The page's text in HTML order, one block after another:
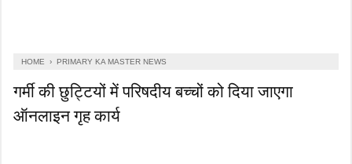
HOME › PRIMARY KA MASTER NEWS
गर्मी की छुट्टियों में परिषदीय बच्चों को दिया जाएगा
ऑनलाइन गृह कार्य